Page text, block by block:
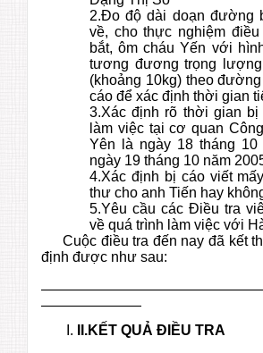
2.Đo độ dài doạn đường
về, cho thực nghiệm
bắt, ôm cháu Yến với
tương đương trọng
(khoảng 10kg) theo
cáo để xác định thời gian
3.Xác định rõ thời gian
làm việc tại cơ quan
Yên là ngày 18 tháng 10
ngày 19 tháng 10 năm
4.Xác định bị cáo viết
thư cho anh Tiến hay
5.Yêu cầu các Điều tra
về quá trình làm việc với
Cuộc điều tra đến nay đã kết
định được như sau:
———————
II.KẾT QUẢ ĐIỀU TRA